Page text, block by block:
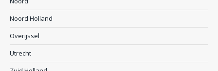
Noord Holland
Overijssel
Utrecht